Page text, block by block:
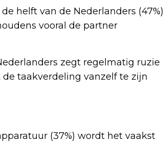
helft van de Nederlanders (47%)
vooral de partner
zegt regelmatig ruzie
taakverdeling vanzelf te zijn
(37%) wordt het vaakst